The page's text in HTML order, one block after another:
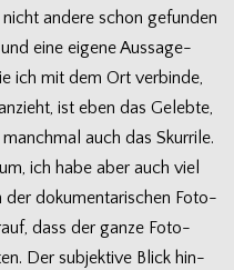
andere schon gefun­den
eine eigene Aus­sa­ge­
ich mit dem Ort ver­binde,
ist eben das Gelebte,
auch das Skur­rile.
ich habe aber auch viel
der doku­men­ta­ri­schen Foto­
dass der ganze Foto­
Der sub­jek­tive Blick hin­